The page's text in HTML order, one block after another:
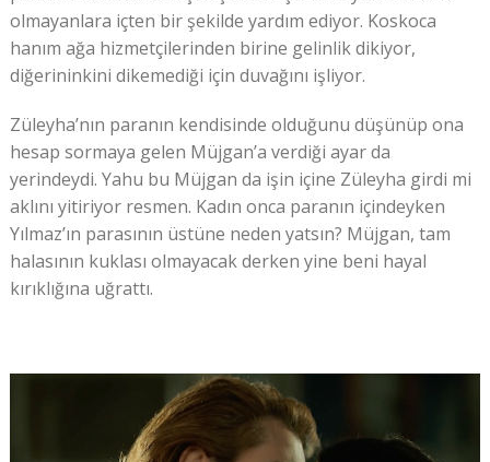
olmayanlara içten bir şekilde yardım ediyor. Koskoca
hanım ağa hizmetçilerinden birine gelinlik dikiyor,
diğerininkini dikemediği için duvağını işliyor.
Züleyha’nın paranın kendisinde olduğunu düşünüp ona
hesap sormaya gelen Müjgan’a verdiği ayar da
yerindeydi. Yahu bu Müjgan da işin içine Züleyha girdi mi
aklını yitiriyor resmen. Kadın onca paranın içindeyken
Yılmaz’ın parasının üstüne neden yatsın? Müjgan, tam
halasının kuklası olmayacak derken yine beni hayal
kırıklığına uğrattı.